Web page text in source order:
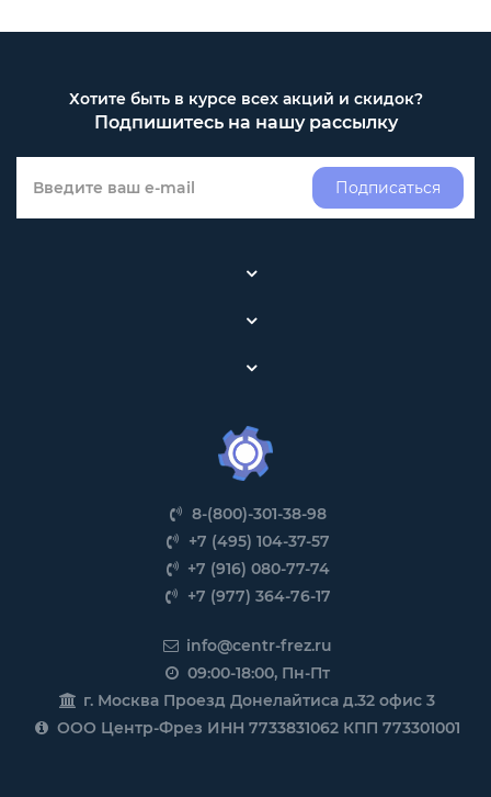
Хотите быть в курсе всех акций и скидок?
Подпишитесь на нашу рассылку
Подписаться
8-(800)-301-38-98
+7 (495) 104-37-57
+7 (916) 080-77-74
+7 (977) 364-76-17
info@centr-frez.ru
09:00-18:00, Пн-Пт
г. Москва Проезд Донелайтиса д.32 офис 3
ООО Центр-Фрез ИНН 7733831062 КПП 773301001